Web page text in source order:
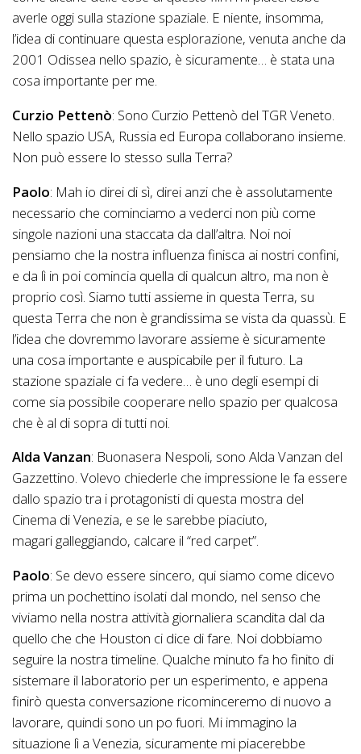
averle oggi sulla stazione spaziale. E niente, insomma,
l’idea di continuare questa esplorazione, venuta anche da
2001 Odissea nello spazio, è sicuramente… è stata una
cosa importante per me.
Curzio Pettenò: Sono Curzio Pettenò del TGR Veneto.
Nello spazio USA, Russia ed Europa collaborano insieme.
Non può essere lo stesso sulla Terra?
Paolo: Mah io direi di sì, direi anzi che è assolutamente
necessario che cominciamo a vederci non più come
singole nazioni una staccata da dall’altra. Noi noi
pensiamo che la nostra influenza finisca ai nostri confini,
e da lì in poi comincia quella di qualcun altro, ma non è
proprio così. Siamo tutti assieme in questa Terra, su
questa Terra che non è grandissima se vista da quassù. E
l’idea che dovremmo lavorare assieme è sicuramente
una cosa importante e auspicabile per il futuro. La
stazione spaziale ci fa vedere… è uno degli esempi di
come sia possibile cooperare nello spazio per qualcosa
che è al di sopra di tutti noi.
Alda Vanzan: Buonasera Nespoli, sono Alda Vanzan del
Gazzettino. Volevo chiederle che impressione le fa essere
dallo spazio tra i protagonisti di questa mostra del
Cinema di Venezia, e se le sarebbe piaciuto,
magari galleggiando, calcare il “red carpet”.
Paolo: Se devo essere sincero, qui siamo come dicevo
prima un pochettino isolati dal mondo, nel senso che
viviamo nella nostra attività giornaliera scandita dal da
quello che che Houston ci dice di fare. Noi dobbiamo
seguire la nostra timeline. Qualche minuto fa ho finito di
sistemare il laboratorio per un esperimento, e appena
finirò questa conversazione ricominceremo di nuovo a
lavorare, quindi sono un po fuori. Mi immagino la
situazione lì a Venezia, sicuramente mi piacerebbe